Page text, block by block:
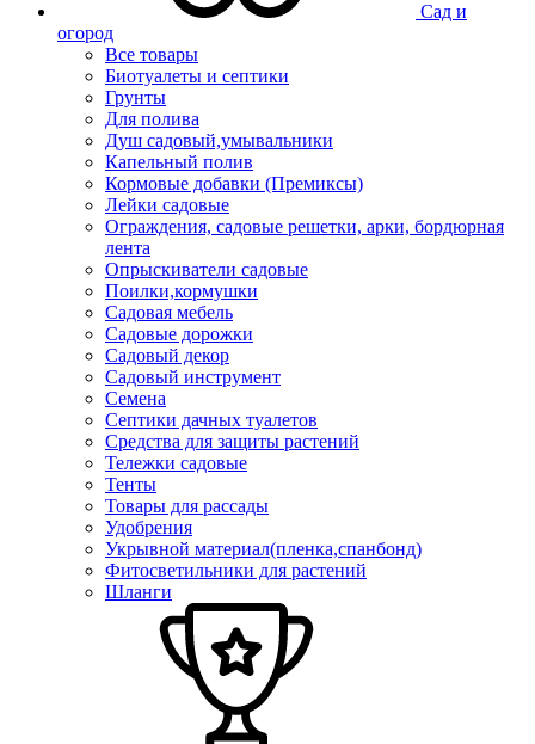
Сад и
огород
Все товары
Биотуалеты и септики
Грунты
Для полива
Душ садовый,умывальники
Капельный полив
Кормовые добавки (Премиксы)
Лейки садовые
Ограждения, садовые решетки, арки, бордюрная
лента
Опрыскиватели садовые
Поилки,кормушки
Садовая мебель
Садовые дорожки
Садовый декор
Садовый инструмент
Семена
Септики дачных туалетов
Средства для защиты растений
Тележки садовые
Тенты
Товары для рассады
Удобрения
Укрывной материал(пленка,спанбонд)
Фитосветильники для растений
Шланги